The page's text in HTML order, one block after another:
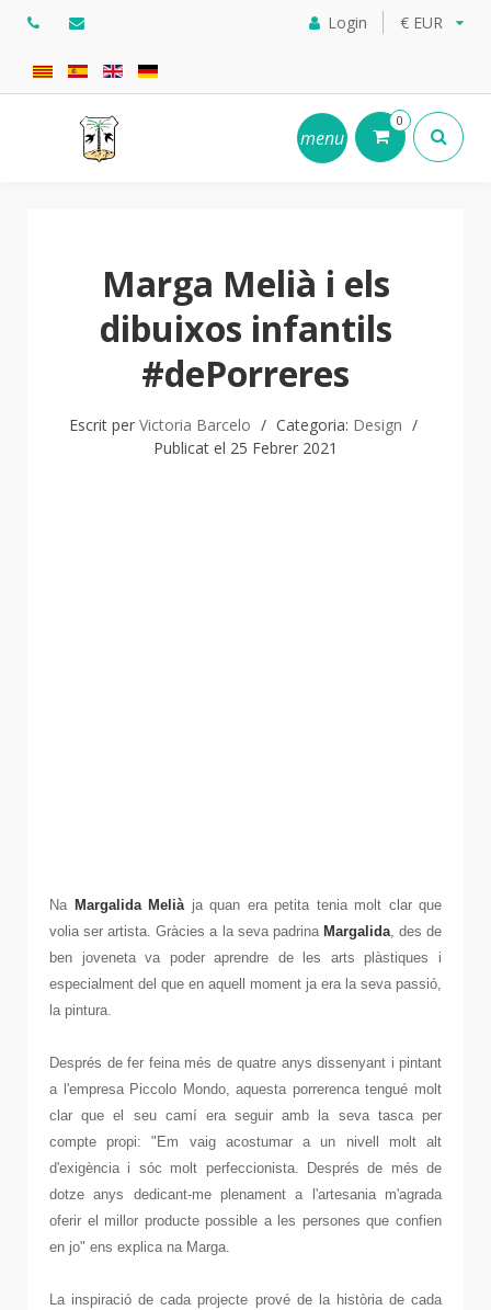
Login € EUR
menu
0
Marga Melià i els
dibuixos infantils
#dePorreres
Escrit per Victoria Barcelo Categoria: Design
Publicat el 25 Febrer 2021
Na Margalida Meliàja quan era petita tenia molt clar que
volia ser artista. Gràcies a la seva padrina Margalida, des de
ben joveneta va poder aprendre de les arts plàstiques i
especialment del que en aquell moment ja era la seva passió,
la pintura.
Després de fer feina més de quatre anys dissenyant i pintant
a l'empresa Piccolo Mondo, aquesta porrerenca tengué molt
clar que el seu camí era seguir amb la seva tasca per
compte propi: "Em vaig acostumar a un nivell molt alt
d'exigència i sóc molt perfeccionista. Després de més de
dotze anys dedicant-me plenament a l'artesania m'agrada
oferir el millor producte possible a les persones que confien
en jo" ens explica na Marga.
La inspiració de cada projecte prové de la història de cada